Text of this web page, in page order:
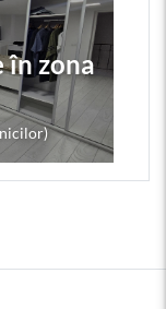
în zona